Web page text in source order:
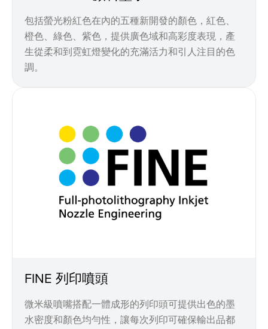
包括螢光粉紅色在內的五種新開發的顏色，紅色、
橙色、綠色、紫色，提供廣色域和高彩度表現，產
生從柔和到霓虹燈變化的充滿活力和引人注目的色
調。
FINE 列印噴頭
微米級噴嘴搭配一體成形的列印頭可提供出色的墨
水密度和顏色均勻性，讓每次列印可確保輸出品都